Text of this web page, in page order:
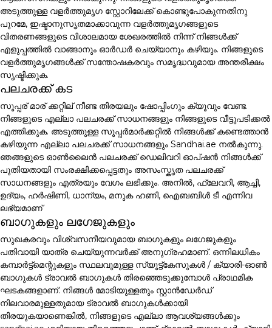
അടുത്തുള്ള വളർത്തുമൃഗ സ്റ്റോറിലേക്ക് കൊണ്ടുപോകുന്നതിനു
പുറമേ, ഇഷ്ടാനുസൃതമാക്കാവുന്ന വളർത്തുമൃഗങ്ങളുടെ
വിതരണങ്ങളുടെ വിശാലമായ ശേഖരത്തിൽ നിന്ന് നിങ്ങൾക്ക്
എളുപ്പത്തിൽ വാങ്ങാനും ഓർഡർ ചെയ്യാനും കഴിയും. നിങ്ങളുടെ
വളർത്തുമൃഗങ്ങൾക്ക് സന്തോഷകരവും സമൃദ്ധവുമായ അന്തരീക്ഷം
സൃഷ്ടിക്കുക.
പലചരക്ക് കട
സൂപ്പര് മാര് ക്കറ്റില് നീണ്ട തിരയലും ഷോപ്പിംഗും ക്യൂവും വേണ്ട.
നിങ്ങളുടെ എല്ലാ പലചരക്ക് സാധനങ്ങളും നിങ്ങളുടെ വീട്ടുപടിക്കൽ
എത്തിക്കുക. അടുത്തുള്ള സൂപ്പർമാർക്കറ്റിൽ നിങ്ങൾക്ക് കണ്ടെത്താൻ
കഴിയുന്ന എല്ലാ പലചരക്ക് സാധനങ്ങളും Sandhai.ae നൽകുന്നു.
ഞങ്ങളുടെ ഓൺലൈൻ പലചരക്ക് ഡെലിവറി ഓപ്ഷൻ നിങ്ങൾക്ക്
പുതിയതായി സംരക്ഷിക്കപ്പെട്ടതും അസംസ്കൃത പലചരക്ക്
സാധനങ്ങളും എത്രയും വേഗം ലഭിക്കും. അനിൽ, ഫ്ലേവറി, ആച്ചി,
ഉദ്യം, ഹർഷിണി, ധാന്യം, മനുക ഹണി, ഐബബിൾ ടീ എന്നിവ
ലഭ്യമാണ്
ബാഗുകളും ലഗേജുകളും
സുഖകരവും വിശ്വസനീയവുമായ ബാഗുകളും ലഗേജുകളും
പതിവായി യാത്ര ചെയ്യുന്നവർക്ക് അനുഗ്രഹമാണ്. ഒന്നിലധികം
കമ്പാർട്ട്മെന്റുകളും സ്ഥലവുമുള്ള സ്യൂട്ട്കേസുകൾ / ക്യാരി-ഓൺ
ബാഗുകൾ ട്രാവൽ ബാഗുകൾ തിരഞ്ഞെടുക്കുമ്പോൾ പ്രാഥമിക
ഘടകങ്ങളാണ്. നിങ്ങൾ മോടിയുള്ളതും സ്റ്റാൻഡേർഡ്
നിലവാരമുള്ളതുമായ ട്രാവൽ ബാഗുകൾക്കായി
തിരയുകയാണെങ്കിൽ, നിങ്ങളുടെ എല്ലാ ആവശ്യങ്ങൾക്കും